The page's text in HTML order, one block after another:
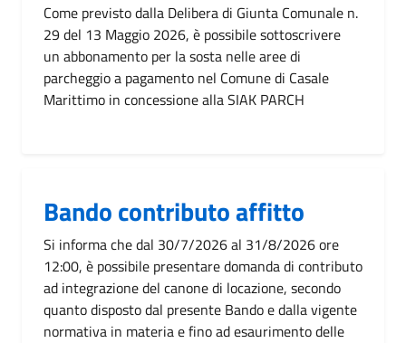
Come previsto dalla Delibera di Giunta Comunale n.
29 del 13 Maggio 2026, è possibile sottoscrivere
un abbonamento per la sosta nelle aree di
parcheggio a pagamento nel Comune di Casale
Marittimo in concessione alla SIAK PARCH
Bando contributo affitto
Si informa che dal 30/7/2026 al 31/8/2026 ore
12:00, è possibile presentare domanda di contributo
ad integrazione del canone di locazione, secondo
quanto disposto dal presente Bando e dalla vigente
normativa in materia e fino ad esaurimento delle